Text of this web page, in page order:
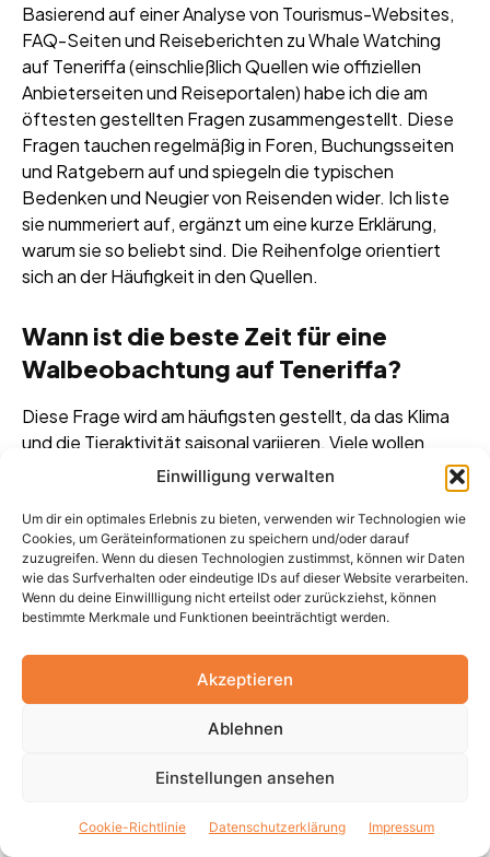
Einwilligung verwalten
Um dir ein optimales Erlebnis zu bieten, verwenden wir Technologien wie
Cookies, um Geräteinformationen zu speichern und/oder darauf
zuzugreifen. Wenn du diesen Technologien zustimmst, können wir Daten
wie das Surfverhalten oder eindeutige IDs auf dieser Website verarbeiten.
Wenn du deine Einwillligung nicht erteilst oder zurückziehst, können
bestimmte Merkmale und Funktionen beeinträchtigt werden.
Akzeptieren
Ablehnen
Einstellungen ansehen
Cookie-Richtlinie Datenschutzerklärung Impressum
Basierend auf einer Analyse von Tourismus-Websites,
FAQ-Seiten und Reiseberichten zu Whale Watching
auf Teneriffa (einschließlich Quellen wie offiziellen
Anbieterseiten und Reiseportalen) habe ich die am
öftesten gestellten Fragen zusammengestellt. Diese
Fragen tauchen regelmäßig in Foren, Buchungsseiten
und Ratgebern auf und spiegeln die typischen
Bedenken und Neugier von Reisenden wider. Ich liste
sie nummeriert auf, ergänzt um eine kurze Erklärung,
warum sie so beliebt sind. Die Reihenfolge orientiert
sich an der Häufigkeit in den Quellen.
Wann ist die beste Zeit für eine
Walbeobachtung auf Teneriffa?
Diese Frage wird am häufigsten gestellt, da das Klima
und die Tieraktivität saisonal variieren. Viele wollen
wissen, ob es ein „Peak“-Fenster gibt, um die Chancen
Welche Wal- und Delfinarten kann
man auf Teneriffa beobachten?
residenten Arten wie Grindwalen bis zu selteneren
Gästen wie Orcas. Das hilft bei der Planung und
Ist die Sichtung von Walen und